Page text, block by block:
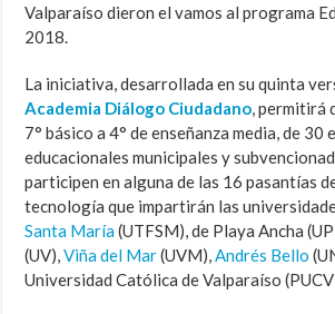
Valparaíso dieron el vamos al programa
2018.
La iniciativa, desarrollada en su quinta
Academia Diálogo Ciudadano, permitirá
7° básico a 4° de enseñanza media, de
educacionales municipales y
participen en alguna de las 16 pasantías
tecnología que impartirán las
Santa María(UTFSM), de Playa Ancha
(UV),Viña del Mar(UVM),Andrés Bello
Universidad Católica de Valparaíso